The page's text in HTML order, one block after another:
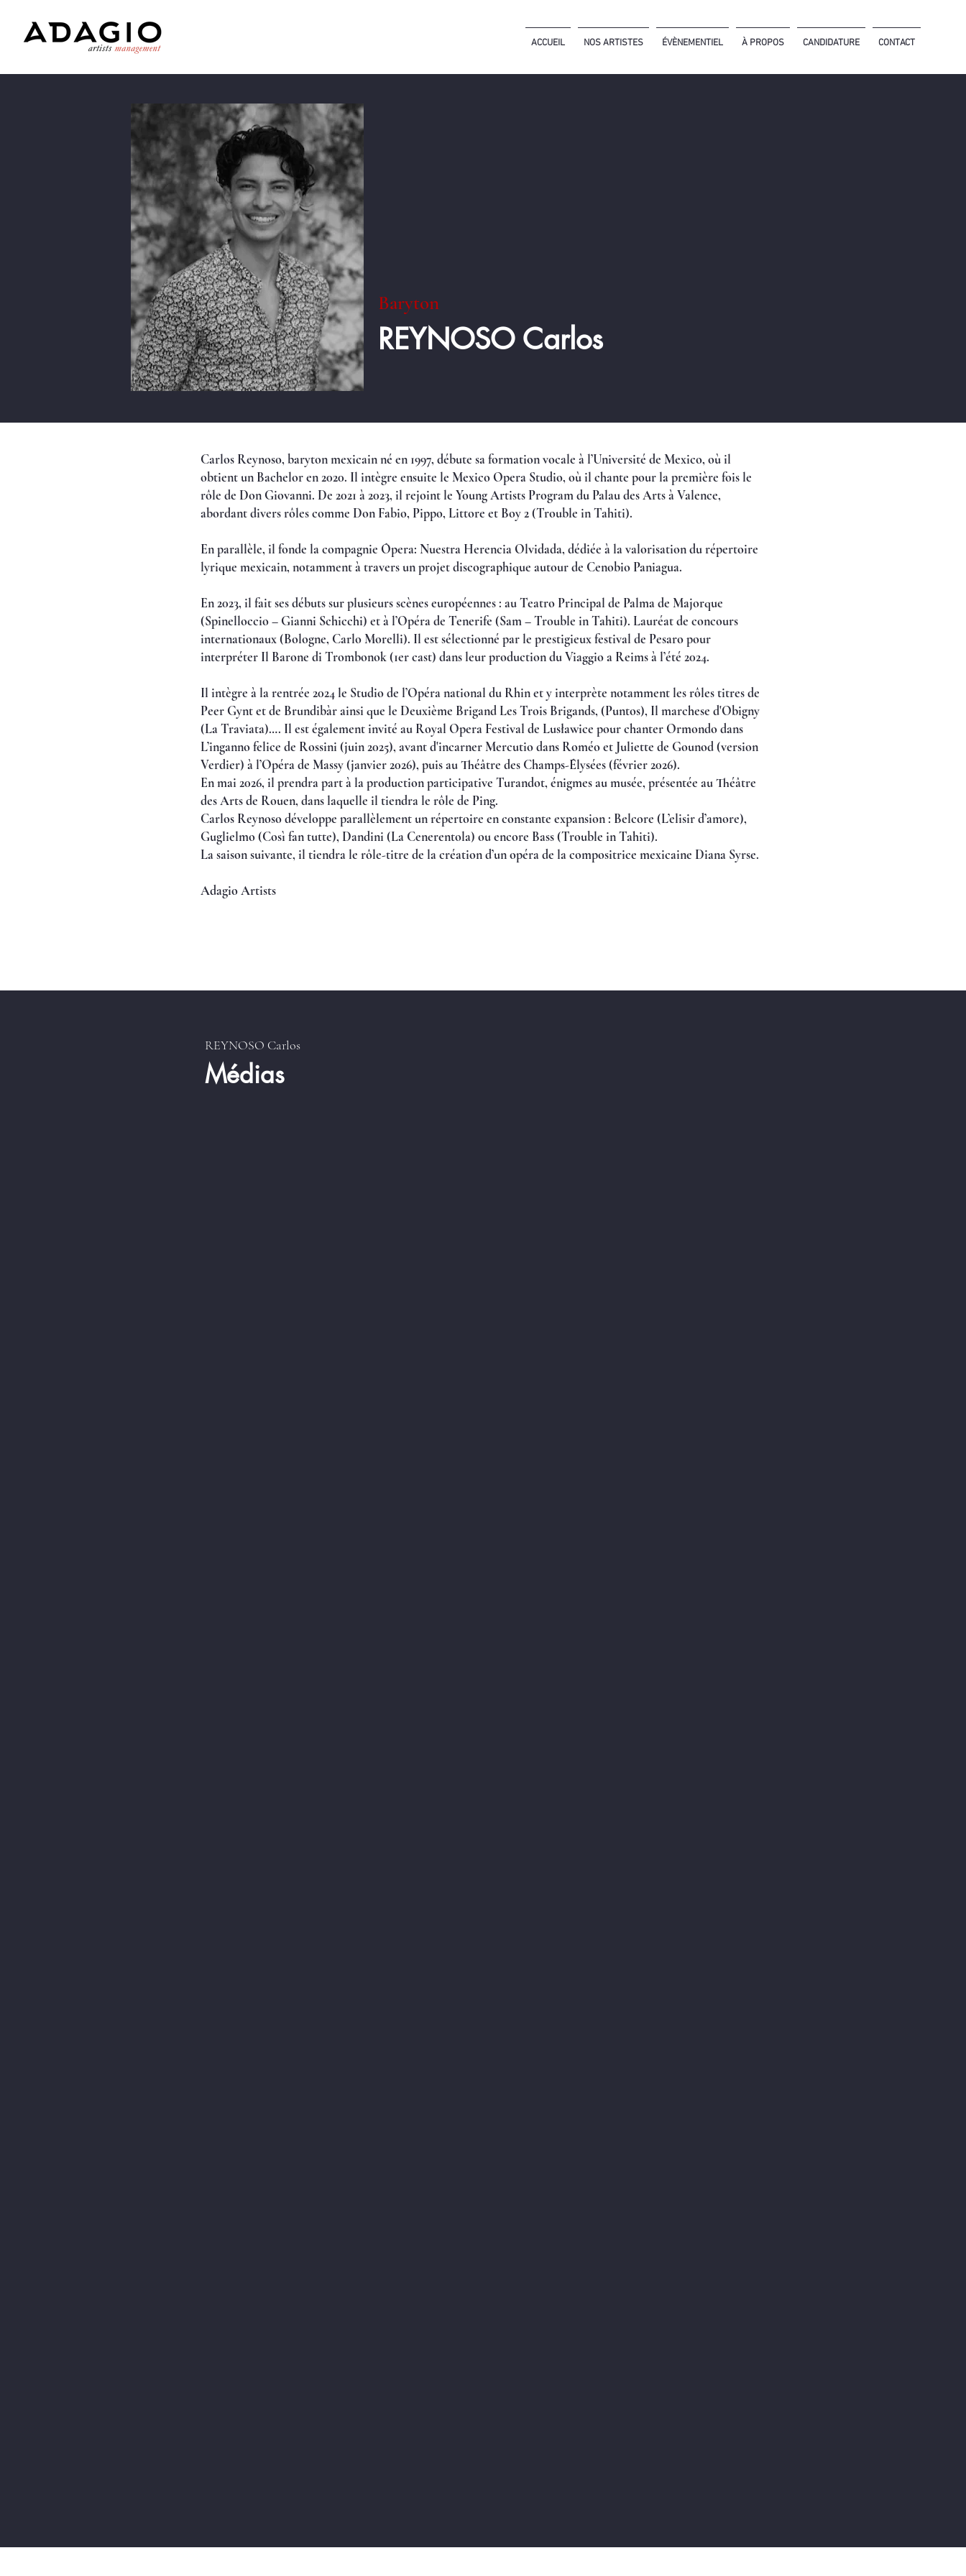
ACCUEIL NOS ARTISTES ÉVÈNEMENTIEL À PROPOS CANDIDATURE CONTACT
Baryton
REYNOSO Carlos
Carlos Reynoso, baryton mexicain né en 1997, débute sa formation vocale à l’Université de Mexico, où il
obtient un Bachelor en 2020. Il intègre ensuite le Mexico Opera Studio, où il chante pour la première fois le
rôle de Don Giovanni. De 2021 à 2023, il rejoint le Young Artists Program du Palau des Arts à Valence,
abordant divers rôles comme Don Fabio, Pippo, Littore et Boy 2 (Trouble in Tahiti).
En parallèle, il fonde la compagnie Ópera: Nuestra Herencia Olvidada, dédiée à la valorisation du répertoire
lyrique mexicain, notamment à travers un projet discographique autour de Cenobio Paniagua.
En 2023, il fait ses débuts sur plusieurs scènes européennes : au Teatro Principal de Palma de Majorque
(Spinelloccio – Gianni Schicchi) et à l’Opéra de Tenerife (Sam – Trouble in Tahiti). Lauréat de concours
internationaux (Bologne, Carlo Morelli). Il est sélectionné par le prestigieux festival de Pesaro pour
interpréter Il Barone di Trombonok (1er cast) dans leur production du Viaggio a Reims à l’été 2024.
Il intègre à la rentrée 2024 le Studio de l’Opéra national du Rhin et y interprète notamment les rôles titres de
Peer Gynt et de Brundibàr ainsi que le Deuxième Brigand Les Trois Brigands, (Puntos), Il marchese d'Obigny
(La Traviata)…. Il est également invité au Royal Opera Festival de Lusławice pour chanter Ormondo dans
L’inganno felice de Rossini (juin 2025), avant d'incarner Mercutio dans Roméo et Juliette de Gounod (version
Verdier) à l’Opéra de Massy (janvier 2026), puis au Théâtre des Champs-Élysées (février 2026).
En mai 2026, il prendra part à la production participative Turandot, énigmes au musée, présentée au Théâtre
des Arts de Rouen, dans laquelle il tiendra le rôle de Ping.
Carlos Reynoso développe parallèlement un répertoire en constante expansion : Belcore (L’elisir d’amore),
Guglielmo (Così fan tutte), Dandini (La Cenerentola) ou encore Bass (Trouble in Tahiti).
La saison suivante, il tiendra le rôle-titre de la création d’un opéra de la compositrice mexicaine Diana Syrse.
Adagio Artists
REYNOSO Carlos
Médias